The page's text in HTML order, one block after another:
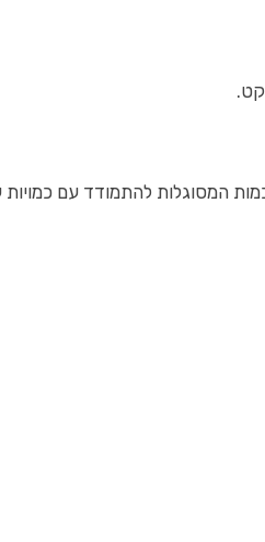
להתמודד עם כמויות